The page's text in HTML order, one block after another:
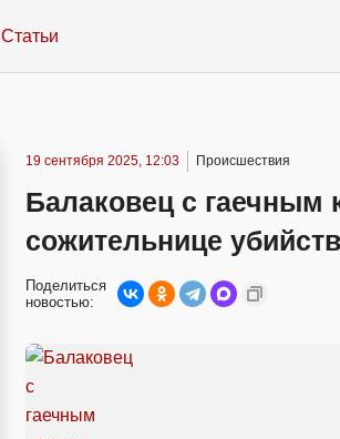
Статьи
19 сентября 2025, 12:03 Происшествия
Балаковец с гаечным
сожительнице
Поделиться
новостью: